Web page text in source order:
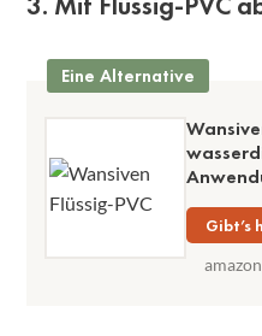
Eine Alternative
Kriech-
Gibt’s